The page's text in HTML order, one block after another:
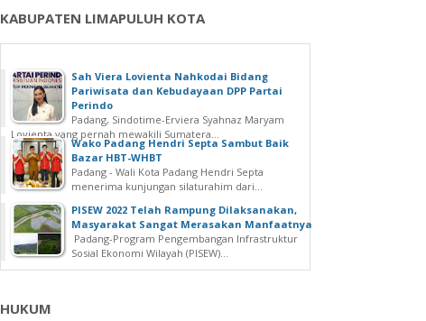
KABUPATEN LIMAPULUH KOTA
Sah Viera Lovienta Nahkodai Bidang
Pariwisata dan Kebudayaan DPP Partai
Perindo
Padang, Sindotime-Erviera Syahnaz Maryam
Lovienta yang pernah mewakili Sumatera...
Wako Padang Hendri Septa Sambut Baik
Bazar HBT-WHBT
Padang - Wali Kota Padang Hendri Septa
menerima kunjungan silaturahim dari...
PISEW 2022 Telah Rampung Dilaksanakan,
Masyarakat Sangat Merasakan Manfaatnya
Padang-Program Pengembangan Infrastruktur
Sosial Ekonomi Wilayah (PISEW)...
HUKUM